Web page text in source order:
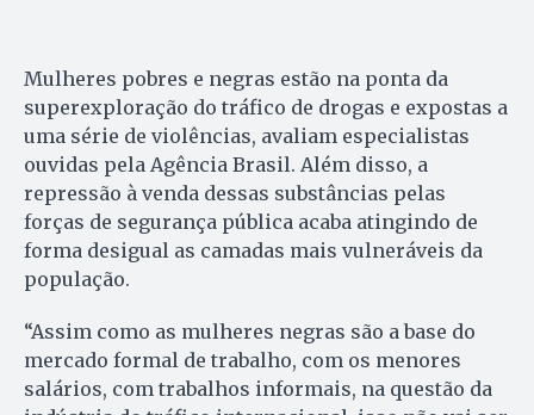
Mulheres pobres e negras estão na ponta da
superexploração do tráfico de drogas e expostas a
uma série de violências, avaliam especialistas
ouvidas pela Agência Brasil. Além disso, a
repressão à venda dessas substâncias pelas
forças de segurança pública acaba atingindo de
forma desigual as camadas mais vulneráveis da
população.
“Assim como as mulheres negras são a base do
mercado formal de trabalho, com os menores
salários, com trabalhos informais, na questão da